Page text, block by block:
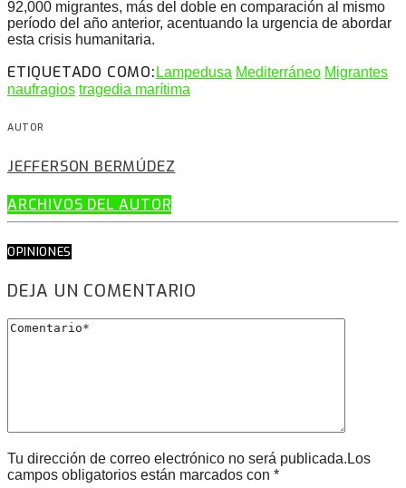
92,000 migrantes, más del doble en comparación al mismo
período del año anterior, acentuando la urgencia de abordar
esta crisis humanitaria.
ETIQUETADO COMO: Lampedusa Mediterráneo Migrantes
naufragios tragedia marítima
AUTOR
JEFFERSON BERMÚDEZ
ARCHIVOS DEL AUTOR
OPINIONES
DEJA UN COMENTARIO
Tu dirección de correo electrónico no será publicada.Los
campos obligatorios están marcados con *